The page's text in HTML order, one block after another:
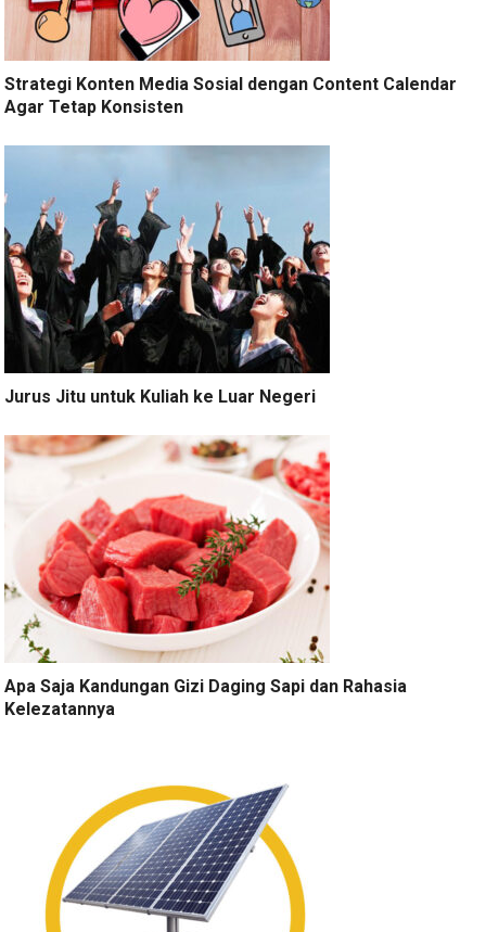
Strategi Konten Media Sosial dengan Content Calendar
Agar Tetap Konsisten
Jurus Jitu untuk Kuliah ke Luar Negeri
Apa Saja Kandungan Gizi Daging Sapi dan Rahasia
Kelezatannya